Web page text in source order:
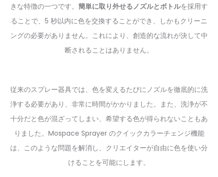
きな特徴の一つです。 簡単に取り外せるノズルとボトルを採用す
ることで、5 秒以内に色を交換することができ、しかもクリーニ
ングの必要がありません。これにより、創造的な流れが決して中
断されることはありません。
従来のスプレー器具では、色を変えるたびにノズルを徹底的に洗
浄する必要があり、非常に時間がかかりました。また、洗浄が不
十分だと色が混ざってしまい、希望する色が得られないこともあ
りました。Mospace Sprayer のクイックカラーチェンジ機能
は、このような問題を解消し、クリエイターが自由に色を使い分
けることを可能にします。